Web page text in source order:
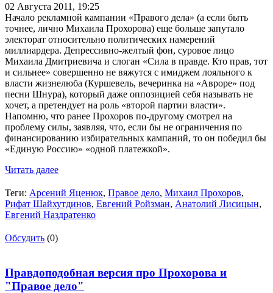
02 Августа 2011, 19:25
Начало рекламной кампании «Правого дела» (а если быть
точнее, лично Михаила Прохорова) еще больше запутало
электорат относительно политических намерений
миллиардера. Депрессивно-желтый фон, суровое лицо
Михаила Дмитриевича и слоган «Сила в правде. Кто прав, тот
и сильнее» совершенно не вяжутся с имиджем лояльного к
власти жизнелюба (Куршевель, вечеринка на «Авроре» под
песни Шнура), который даже оппозицией себя называть не
хочет, а претендует на роль «второй партии власти».
Напомню, что ранее Прохоров по-другому смотрел на
проблему силы, заявляя, что, если бы не ограничения по
финансированию избирательных кампаний, то он победил бы
«Единую Россию» «одной платежкой».
Читать далее
Теги: Арсений Яценюк, Правое дело, Михаил Прохоров,
Рифат Шайхутдинов, Евгений Ройзман, Анатолий Лисицын,
Евгений Наздратенко
Обсудить (0)
Правдоподобная версия про Прохорова и
"Правое дело"